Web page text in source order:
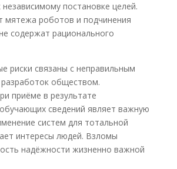
постановке целей.
мятежа роботов и подчинения
содержат рационального
риски связаны с неправильным
разработок обществом.
приёме в результате
сведений являет важную
систем для тотальной
интересы людей. Взломы
надёжности жизненно важной